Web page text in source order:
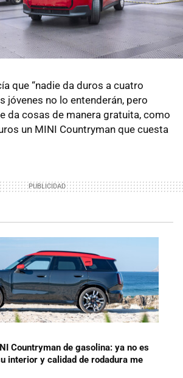
que “nadie da duros a cuatro
jóvenes no lo entenderán, pero
da cosas de manera gratuita, como
un MINI Countryman que cuesta
Countryman de gasolina: ya no es
interior y calidad de rodadura me